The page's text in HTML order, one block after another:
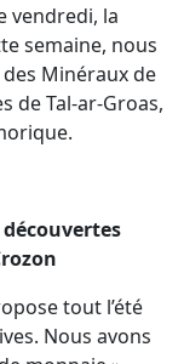
vendredi, la
semaine, nous
Minéraux de
de Tal-ar-Groas,
tout l’été
Nous avons